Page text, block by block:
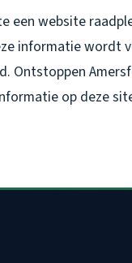
een website
informatie wordt
Ontstoppen
op deze